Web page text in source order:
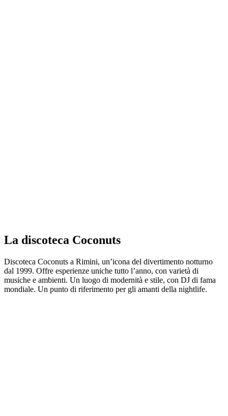
La discoteca Coconuts
Discoteca Coconuts a Rimini, un’icona del divertimento notturno
dal 1999. Offre esperienze uniche tutto l’anno, con varietà di
musiche e ambienti. Un luogo di modernità e stile, con DJ di fama
mondiale. Un punto di riferimento per gli amanti della nightlife.